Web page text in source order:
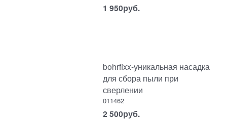
1 950руб.
bohrfixx-уникальная насадка
для сбора пыли при
сверлении
011462
2 500руб.